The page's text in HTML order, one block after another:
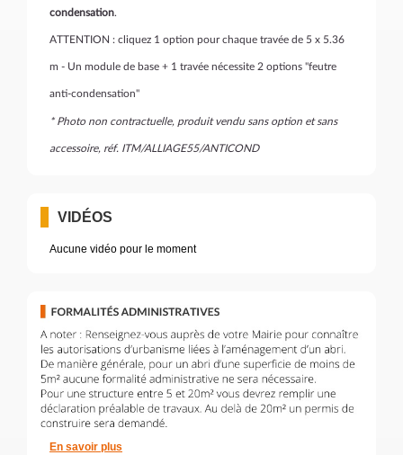
condensation.
ATTENTION : cliquez 1 option pour chaque travée de 5 x 5.36
m - Un module de base + 1 travée nécessite 2 options "feutre
anti-condensation"
* Photo non contractuelle, produit vendu sans option et sans
accessoire, réf. ITM/ALLIAGE55/ANTICOND
VIDÉOS
Aucune vidéo pour le moment
En savoir plus